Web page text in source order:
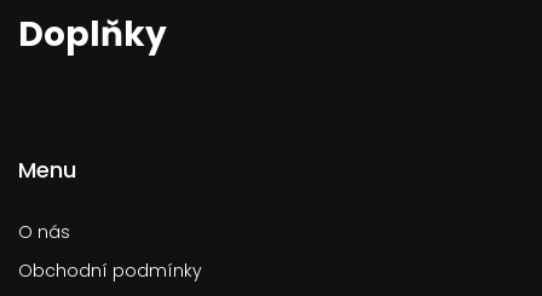
Doplňky
Menu
O nás
Obchodní podmínky